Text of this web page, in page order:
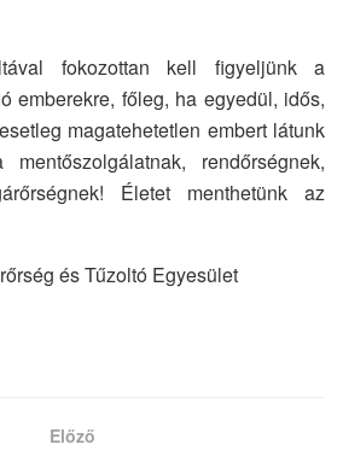
fokozottan kell figyeljünk a
emberekre, főleg, ha egyedül, idős,
magatehetetlen embert látunk
rendőrségnek,
Életet menthetünk az
és Tűzoltó Egyesület
Előző